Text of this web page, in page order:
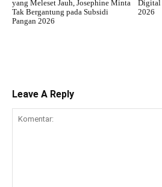
yang Meleset Jauh, Josephine Minta
Tak Bergantung pada Subsidi
Pangan 2026
Digital
2026
Leave A Reply